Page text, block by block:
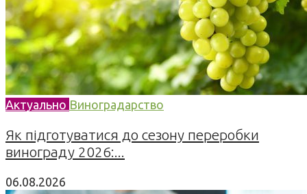
Актуально Виноградарство
Як підготуватися до сезону переробки
винограду 2026:...
06.08.2026